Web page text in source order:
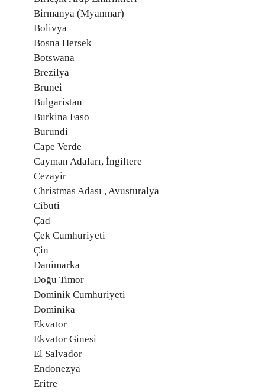
Birmanya (Myanmar)
Bolivya
Bosna Hersek
Botswana
Brezilya
Brunei
Bulgaristan
Burkina Faso
Burundi
Cape Verde
Cayman Adaları, İngiltere
Cezayir
Christmas Adası , Avusturalya
Cibuti
Çad
Çek Cumhuriyeti
Çin
Danimarka
Doğu Timor
Dominik Cumhuriyeti
Dominika
Ekvator
Ekvator Ginesi
El Salvador
Endonezya
Eritre